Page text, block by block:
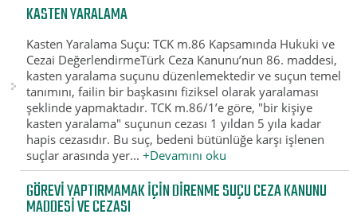
KASTEN YARALAMA
Kasten Yaralama Suçu: TCK m.86 Kapsamında Hukuki ve
Cezai DeğerlendirmeTürk Ceza Kanunu’nun 86. maddesi,
kasten yaralama suçunu düzenlemektedir ve suçun temel
tanımını, failin bir başkasını fiziksel olarak yaralaması
şeklinde yapmaktadır. TCK m.86/1’e göre, "bir kişiye
kasten yaralama" suçunun cezası 1 yıldan 5 yıla kadar
hapis cezasıdır. Bu suç, bedeni bütünlüğe karşı işlenen
suçlar arasında yer...+Devamını oku
GÖREVI YAPTIRMAMAK IÇIN DIRENME SUÇU CEZA KANUNU
MADDESI VE CEZASI